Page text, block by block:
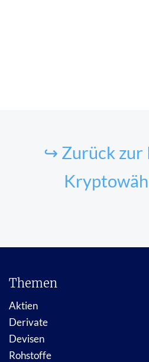
↪ Zurück zur
Themen
Aktien
Derivate
Devisen
Rohstoffe